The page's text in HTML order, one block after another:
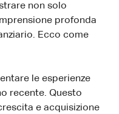
non solo
profonda
Ecco come
le esperienze
recente. Questo
e acquisizione